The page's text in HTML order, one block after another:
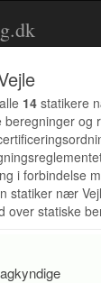
14 statikere
og
i forbindelse
statiker nær
over statiske